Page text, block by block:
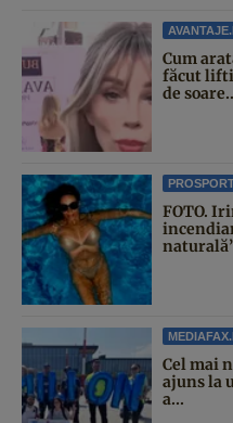
Cum
făcut
de
FOTO.
Cel mai
ajuns la
a...